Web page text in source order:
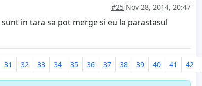
#25 Nov 28, 2014, 20:47
in tara sa pot merge si eu la parastasul
31 32 33 34 35 36 37 38 39 40 41 42